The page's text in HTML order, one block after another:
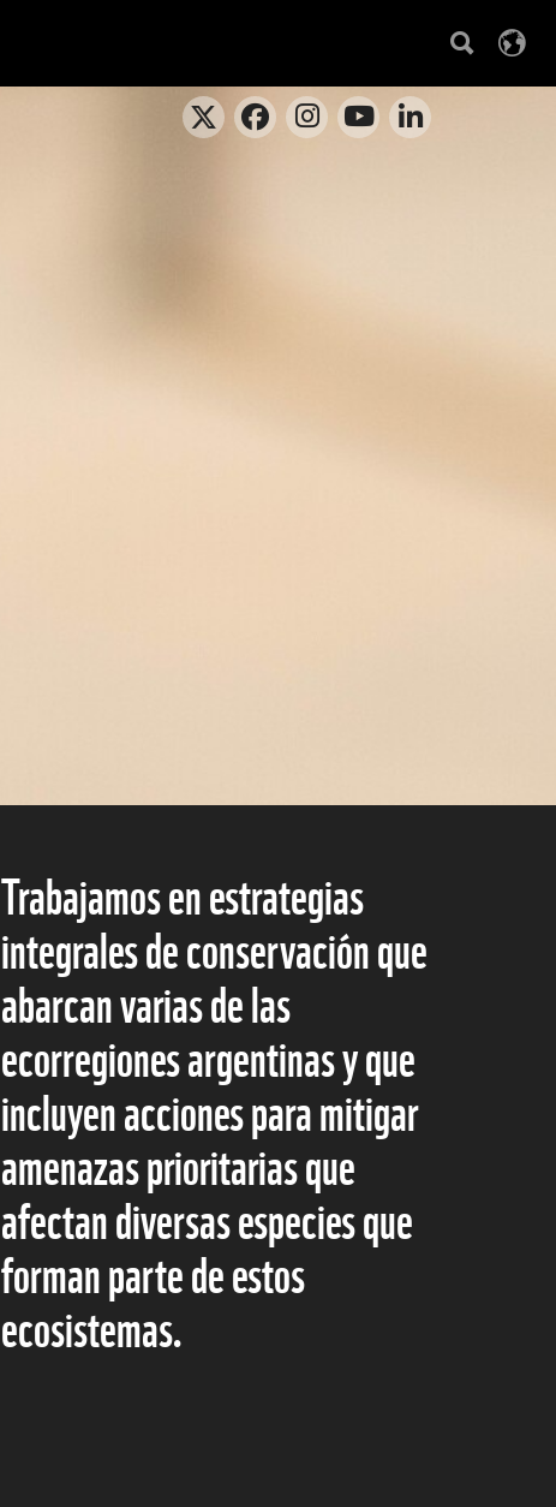
Trabajamos en estrategias
integrales de conservación que
abarcan varias de las
ecorregiones argentinas y que
incluyen acciones para mitigar
amenazas prioritarias que
afectan diversas especies que
forman parte de estos
ecosistemas.